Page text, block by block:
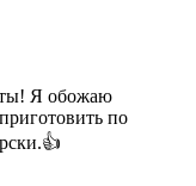
Я обожаю
по